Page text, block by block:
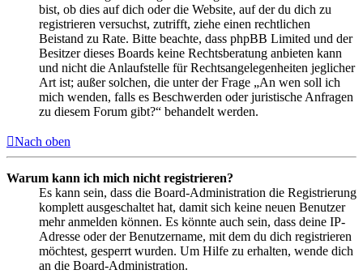
bist, ob dies auf dich oder die Website, auf der du dich zu
registrieren versuchst, zutrifft, ziehe einen rechtlichen
Beistand zu Rate. Bitte beachte, dass phpBB Limited und der
Besitzer dieses Boards keine Rechtsberatung anbieten kann
und nicht die Anlaufstelle für Rechtsangelegenheiten jeglicher
Art ist; außer solchen, die unter der Frage „An wen soll ich
mich wenden, falls es Beschwerden oder juristische Anfragen
zu diesem Forum gibt?“ behandelt werden.
Nach oben
Warum kann ich mich nicht registrieren?
Es kann sein, dass die Board-Administration die Registrierung
komplett ausgeschaltet hat, damit sich keine neuen Benutzer
mehr anmelden können. Es könnte auch sein, dass deine IP-
Adresse oder der Benutzername, mit dem du dich registrieren
möchtest, gesperrt wurden. Um Hilfe zu erhalten, wende dich
an die Board-Administration.